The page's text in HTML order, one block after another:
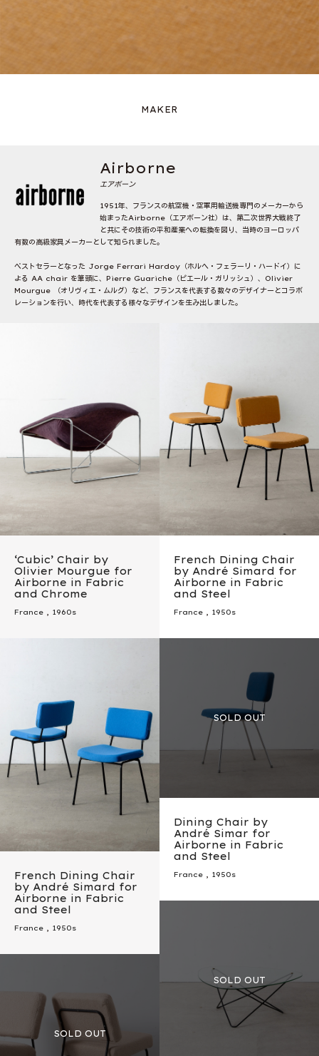
MAKER
Airborne
エアボーン
1951年、フランスの航空機・空軍用輸送機専門のメーカーから
始まったAirborne（エアボーン社）は、第二次世界大戦終了
と共にその技術の平和産業への転換を図り、当時のヨーロッパ
有数の高級家具メーカーとして知られました。
ベストセラーとなった Jorge Ferrari Hardoy（ホルヘ・フェラーリ・ハードイ）に
よる AA chair を筆頭に、Pierre Guariche（ピエール・ガリッシュ）、Olivier
Mourgue （オリヴィエ・ムルグ）など、フランスを代表する数々のデザイナーとコラボ
レーションを行い、時代を代表する様々なデザインを生み出しました。
‘Cubic’ Chair by
Olivier Mourgue for
Airborne in Fabric
and Chrome
France , 1960s
French Dining Chair
by André Simard for
Airborne in Fabric
and Steel
France , 1950s
French Dining Chair
by André Simard for
Airborne in Fabric
and Steel
France , 1950s
Dining Chair by
André Simar for
Airborne in Fabric
and Steel
France , 1950s